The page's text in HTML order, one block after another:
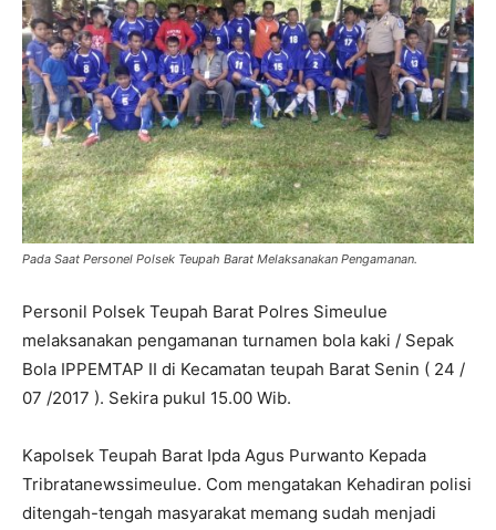
Pada Saat Personel Polsek Teupah Barat Melaksanakan Pengamanan.
Personil Polsek Teupah Barat Polres Simeulue
melaksanakan pengamanan turnamen bola kaki / Sepak
Bola IPPEMTAP II di Kecamatan teupah Barat Senin ( 24 /
07 /2017 ). Sekira pukul 15.00 Wib.
Kapolsek Teupah Barat Ipda Agus Purwanto Kepada
Tribratanewssimeulue. Com mengatakan Kehadiran polisi
ditengah-tengah masyarakat memang sudah menjadi